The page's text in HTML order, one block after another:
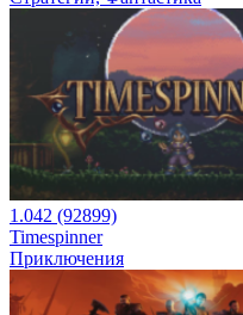
1.042 (92899)
Timespinner
Приключения